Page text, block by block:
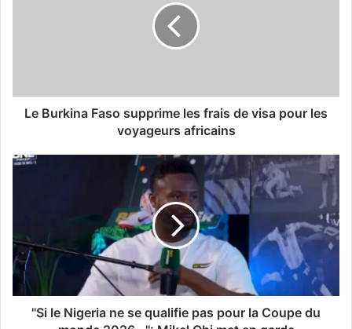
Le Burkina Faso supprime les frais de visa pour les
voyageurs africains
''Si le Nigeria ne se qualifie pas pour la Coupe du